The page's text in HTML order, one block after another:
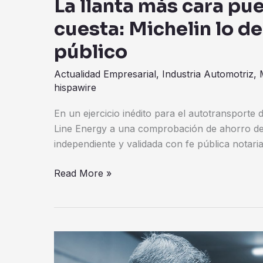
La llanta más cara
cuesta: Michelin lo
público
Actualidad Empresarial, Industria Automotriz,
hispawire
En un ejercicio inédito para el autotransporte
Line Energy a una comprobación de ahorro
independiente y validada con fe pública
Read More »
impulsa